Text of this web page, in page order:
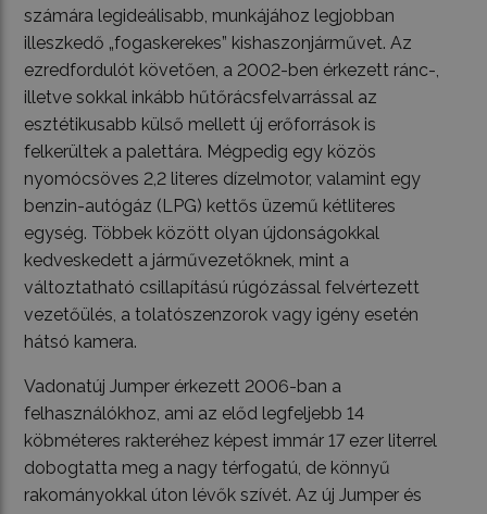
számára legideálisabb, munkájához legjobban
illeszkedő „fogaskerekes” kishaszonjárművet. Az
ezredfordulót követően, a 2002-ben érkezett ránc-,
illetve sokkal inkább hűtőrácsfelvarrással az
esztétikusabb külső mellett új erőforrások is
felkerültek a palettára. Mégpedig egy közös
nyomócsöves 2,2 literes dízelmotor, valamint egy
benzin-autógáz (LPG) kettős üzemű kétliteres
egység. Többek között olyan újdonságokkal
kedveskedett a járművezetőknek, mint a
változtatható csillapítású rúgózással felvértezett
vezetőülés, a tolatószenzorok vagy igény esetén
hátsó kamera.
Vadonatúj Jumper érkezett 2006-ban a
felhasználókhoz, ami az előd legfeljebb 14
köbméteres rakteréhez képest immár 17 ezer literrel
dobogtatta meg a nagy térfogatú, de könnyű
rakományokkal úton lévők szívét. Az új Jumper és